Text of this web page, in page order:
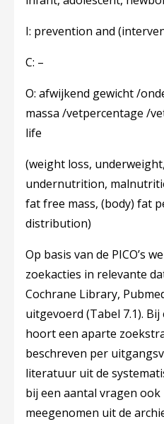
I: prevention and (​
C: –
O: afwijkend gewicht /
massa /vetpercentage /
life
(weight loss,
undernutrition,
fat free mass, (body) fat
distribution)
Op basis van de PICO’s
zoekacties in relevante
Cochrane Library,
uitgevoerd (​Tabel 7.1)​.
hoort een aparte
beschreven per
literatuur uit de
bij een aantal vragen ook
meegenomen uit de